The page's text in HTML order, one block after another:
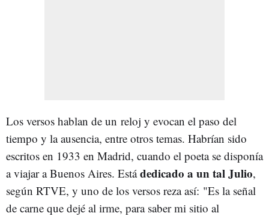
Los versos hablan de un reloj y evocan el paso del
tiempo y la ausencia, entre otros temas. Habrían sido
escritos en 1933 en Madrid, cuando el poeta se disponía
a viajar a Buenos Aires. Estádedicado a un tal Julio,
según RTVE, y uno de los versos reza así: "Es la señal
de carne que dejé al irme, para saber mi sitio al